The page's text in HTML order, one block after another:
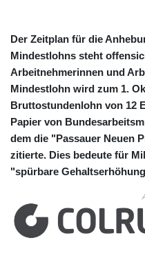
Der Zeitplan für die
Mindestlohns steht
Arbeitnehmerinnen und
Mindestlohn wird zum 1.
Bruttostundenlohn von 12
Papier von
dem die "Passauer Neuen
zitierte. Dies bedeute für
"spürbare